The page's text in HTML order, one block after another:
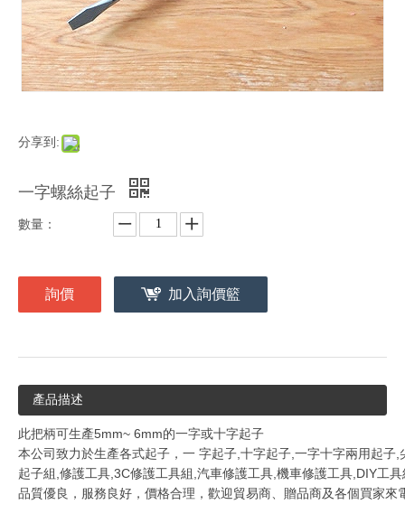
分享到:
一字螺絲起子
數量：
詢價 加入詢價籃
產品描述
此把柄可生產5mm~ 6mm的一字或十字起子
本公司致力於生產各式起子，一 字起子,十字起子,一字十字兩用起子
起子組,修護工具,3C修護工具組,汽車修護工具,機車修護工具,DIY工
品質優良，服務良好，價格合理，歡迎貿易商、贈品商及各個買家來